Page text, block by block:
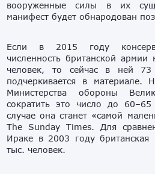
вооруженные силы в их
манифест будет обнародован
Если в 2015 году
численность британской
человек, то сейчас в ней 73
подчеркивается в материале.
Министерства обороны
сократить это число до
случае она станет «самой
The Sunday Times. Для
Ираке в 2003 году британская
тыс. человек.